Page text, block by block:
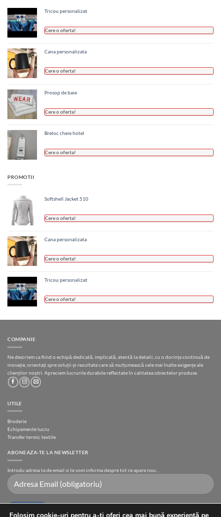
Tricou personalizat
Cere o oferta!
Cana personalizata
Cere o oferta!
Prosop de baie
Cere o oferta!
Breloc cheie hotel
Cere o oferta!
PROMOTII
Softshell Jacket 510
Cere o oferta!
Cana personalizata
Cere o oferta!
Tricou personalizat
Cere o oferta!
COMPANIE
Ne descriem ca fiind o echipă dedicată, implicată, atentă la detalii, cu o dorința continuă de
inovație, orientați spre soluții și rezultate care să mulțumească cele mai înalte exigențe ale
clienților noștri. Apreciem lucrurile durabile reflectate în calitatea obiectelor produse.
UTILE
Broderie
Echipamente lucru
Transfer termic textile
ABONEAZA-TE LA NEWSLETTER
Introdu adresa ta de email si te vom informa despre tot ce apare nou...